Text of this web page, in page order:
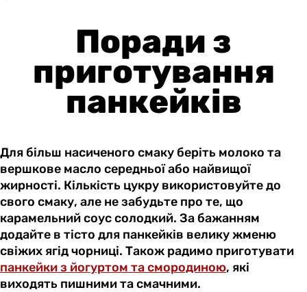
Поради з
приготування
панкейків
Для більш насиченого смаку беріть молоко та
вершкове масло середньої або найвищої
жирності. Кількість цукру використовуйте до
свого смаку, але не забудьте про те, що
карамельний соус солодкий. За бажанням
додайте в тісто для панкейків велику жменю
свіжих ягід чорниці. Також радимо приготувати
панкейки з йогуртом та смородиною, які
виходять пишними та смачними.